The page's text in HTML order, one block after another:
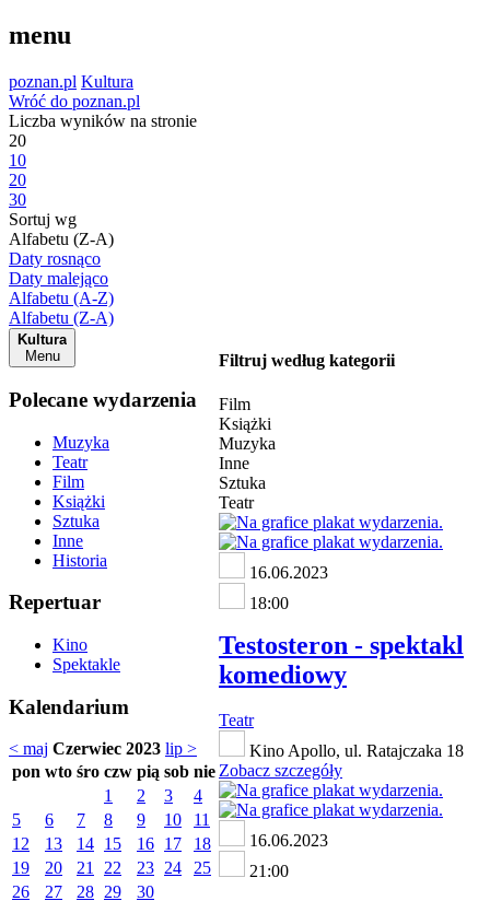
menu
poznan.pl Kultura
Wróć do poznan.pl
Liczba wyników na stronie
20
10
20
30
Sortuj wg
Alfabetu (Z-A)
Daty rosnąco
Daty malejąco
Alfabetu (A-Z)
Alfabetu (Z-A)
Kultura
Menu
Polecane wydarzenia
Muzyka
Teatr
Film
Książki
Sztuka
Inne
Historia
Repertuar
Kino
Spektakle
Kalendarium
< maj Czerwiec 2023 lip >
pon wto śro czw pią sob nie
1
2 3
4
5
6 7 8 9 10
11
12
13 14 15 16 17
18
19
20 21 22 23 24
25
26
27 28 29 30
Filtruj według kategorii
Film
Książki
Muzyka
Inne
Sztuka
Teatr
16.06.2023
18:00
Testosteron - spektakl
komediowy
Teatr
Kino Apollo, ul. Ratajczaka 18
Zobacz szczegóły
16.06.2023
21:00